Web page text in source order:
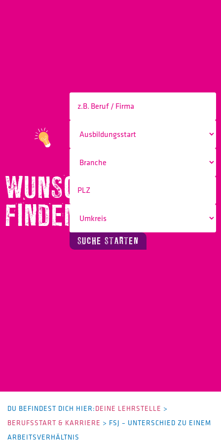
WUNSCHBERUF
FINDEN!
SUCHE STARTEN
DU BEFINDEST DICH HIER:DEINE LEHRSTELLE >
BERUFSSTART & KARRIERE > FSJ – UNTERSCHIED ZU EINEM
ARBEITSVERHÄLTNIS